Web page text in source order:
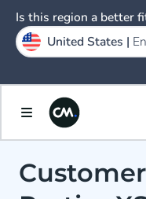
Is this region a better
United States |